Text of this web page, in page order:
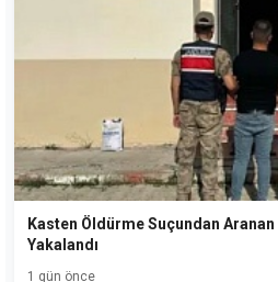
Kasten Öldürme Suçundan
Yakalandı
1 gün önce